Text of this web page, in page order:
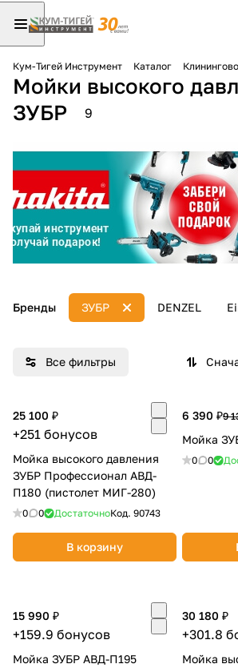
Кум-Тигей Инструмент Каталог
Мойки высокого
ЗУБР
9
Бренды DENZEL
ЗУБР
Все фильтры
25 100 ₽
+251 бонусов
Мойка высокого давления
ЗУБР Профессионал АВД-
П180 (пистолет МИГ-280)
0 0 ДостаточноКод. 90743
В корзину
6 390 ₽9
Мойка
0 0
15 990 ₽
+159.9 бонусов
Мойка ЗУБР АВД-П195
30 180 ₽
+301.8
Мойка
Для клиентов всех банков
Разбейте
оплатуна части
без переплат
График платежей
25%
Оплачивайте сегодня только
25% картой любого банка
выбранный способом
75% будут
списываться
с вашей карты
по25%каждые 2 недели